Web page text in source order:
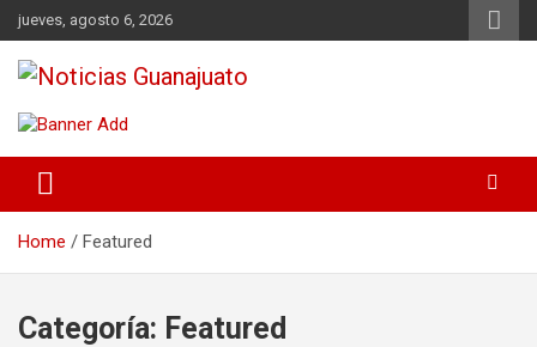
Skip
to
content
jueves, agosto 6, 2026
Noticias Guanajuato
Home Featured
Categoría: Featured